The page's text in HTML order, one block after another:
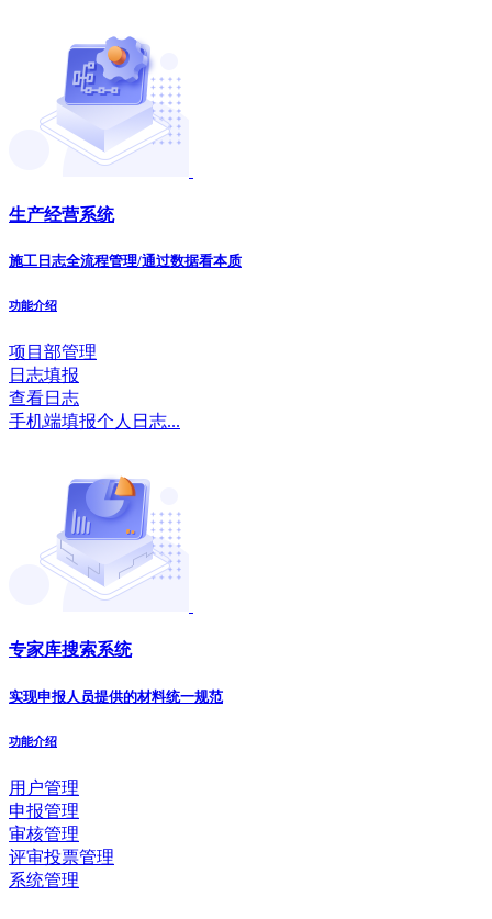
生产经营系统
施工日志全流程管理/通过数据看本质
功能介绍
项目部管理
日志填报
查看日志
手机端填报个人日志...
专家库搜索系统
实现申报人员提供的材料统一规范
功能介绍
用户管理
申报管理
审核管理
评审投票管理
系统管理